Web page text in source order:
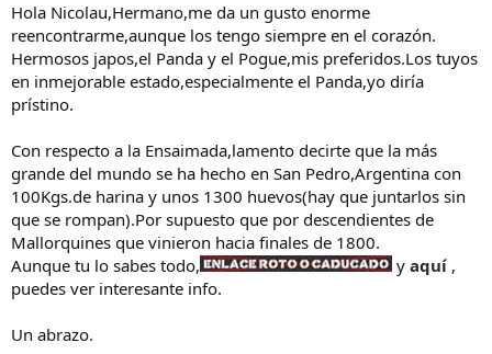
Hola Nicolau,Hermano,me da un gusto enorme
reencontrarme,aunque los tengo siempre en el corazón.
Hermosos japos,el Panda y el Pogue,mis preferidos.Los tuyos
en inmejorable estado,especialmente el Panda,yo diría
prístino.
Con respecto a la Ensaimada,lamento decirte que la más
grande del mundo se ha hecho en San Pedro,Argentina con
100Kgs.de harina y unos 1300 huevos(hay que juntarlos sin
que se rompan).Por supuesto que por descendientes de
Mallorquines que vinieron hacia finales de 1800.
Aunque tu lo sabes todo,
y aquí ,
puedes ver interesante info.
Un abrazo.